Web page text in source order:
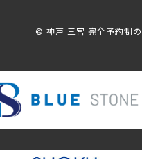
© 神戸 三宮 完全予約制の